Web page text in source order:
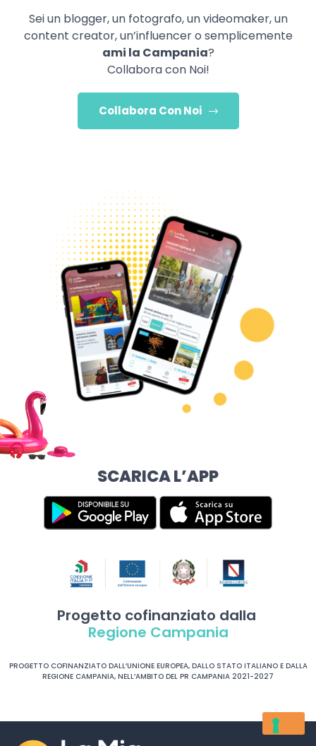
Sei un blogger, un fotografo, un videomaker, un
content creator, un’influencer o semplicemente
ami la Campania?
Collabora con Noi!
Collabora Con Noi
SCARICA L’APP
Progetto cofinanziato dalla
Regione Campania
PROGETTO COFINANZIATO DALL’UNIONE EUROPEA, DALLO STATO ITALIANO E DALLA
REGIONE CAMPANIA, NELL’AMBITO DEL PR CAMPANIA 2021-2027